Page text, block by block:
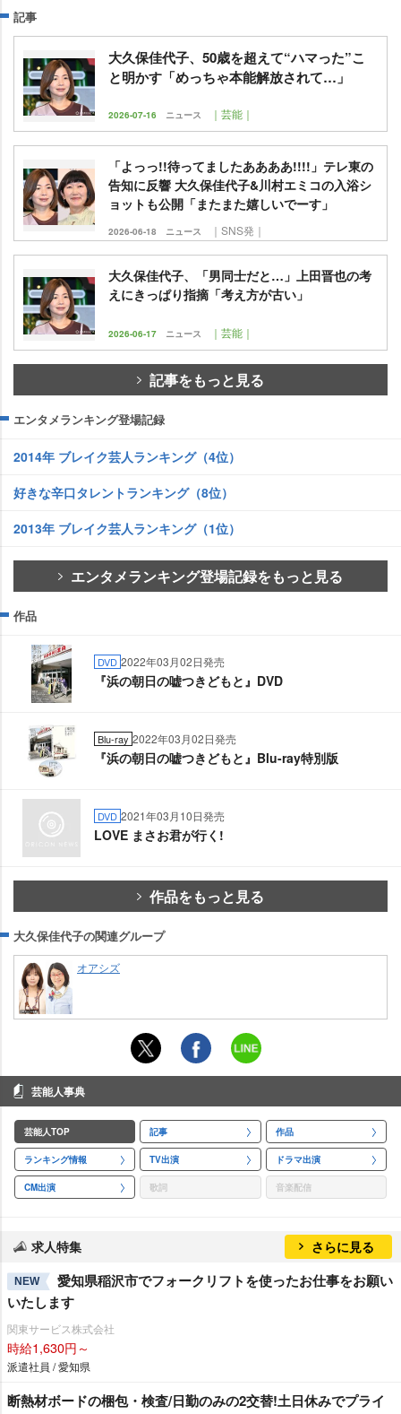
記事
大久保佳代子、50歳を超えて“ハマった”こ
と明かす「めっちゃ本能解放されて…」
2026-07-16 ニュース ｜芸能｜
「よっっ!!待ってましたああああ!!!!」テレ東の
告知に反響 大久保佳代子&川村エミコの入浴シ
ョットも公開「またまた嬉しいでーす」
2026-06-18 ニュース ｜SNS発｜
大久保佳代子、「男同士だと…」上田晋也の考
えにきっぱり指摘「考え方が古い」
2026-06-17 ニュース ｜芸能｜
記事をもっと見る
エンタメランキング登場記録
2014年 ブレイク芸人ランキング（4位）
好きな辛口タレントランキング（8位）
2013年 ブレイク芸人ランキング（1位）
エンタメランキング登場記録をもっと見る
作品
DVD 2022年03月02日発売
『浜の朝日の嘘つきどもと』DVD
Blu-ray 2022年03月02日発売
『浜の朝日の嘘つきどもと』Blu-ray特別版
DVD 2021年03月10日発売
LOVE まさお君が行く!
作品をもっと見る
大久保佳代子の関連グループ
オアシズ
芸能人事典
芸能人TOP 記事 作品
ランキング情報 TV出演 ドラマ出演
CM出演 歌詞 音楽配信
求人特集 さらに見る
NEW
愛知県稲沢市でフォークリフトを使ったお仕事をお願い
いたします
関東サービス株式会社
時給1,630円～
派遣社員 / 愛知県
断熱材ボードの梱包・検査/日勤のみの2交替!土日休みでプライ